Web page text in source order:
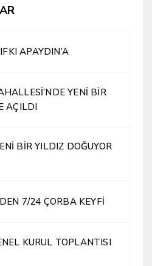
APAYDIN’A
YENİ BİR
AÇILDI
BİR YILDIZ DOĞUYOR
7/24 ÇORBA KEYFİ
KURUL TOPLANTISI